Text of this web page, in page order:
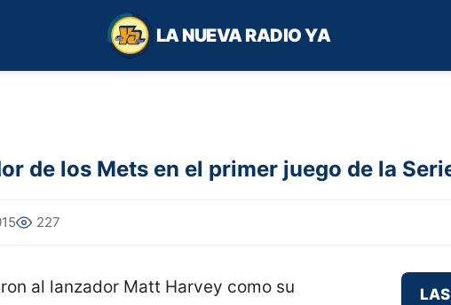
LA NUEVA RADIO YA
de los Mets en el primer juego de la
227
al lanzador Matt Harvey como su